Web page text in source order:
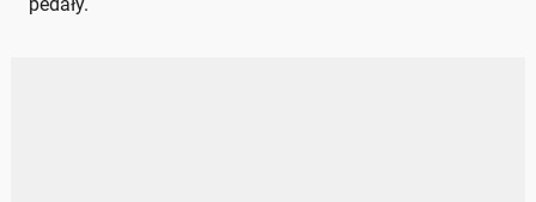
pedały.